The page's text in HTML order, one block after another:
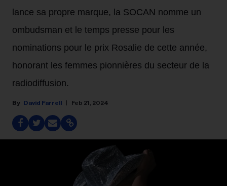
lance sa propre marque, la SOCAN nomme un
ombudsman et le temps presse pour les
nominations pour le prix Rosalie de cette année,
honorant les femmes pionnières du secteur de la
radiodiffusion.
David Farrell Feb 21, 2024